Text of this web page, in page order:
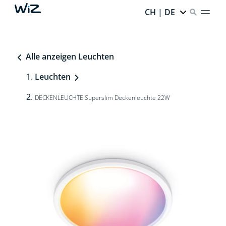
CH | DE
Alle anzeigen Leuchten
Leuchten
DECKENLEUCHTE Superslim Deckenleuchte 22W